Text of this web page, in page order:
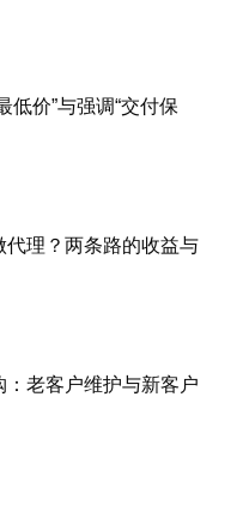
低价”与强调“交付保
代理？两条路的收益与
老客户维护与新客户